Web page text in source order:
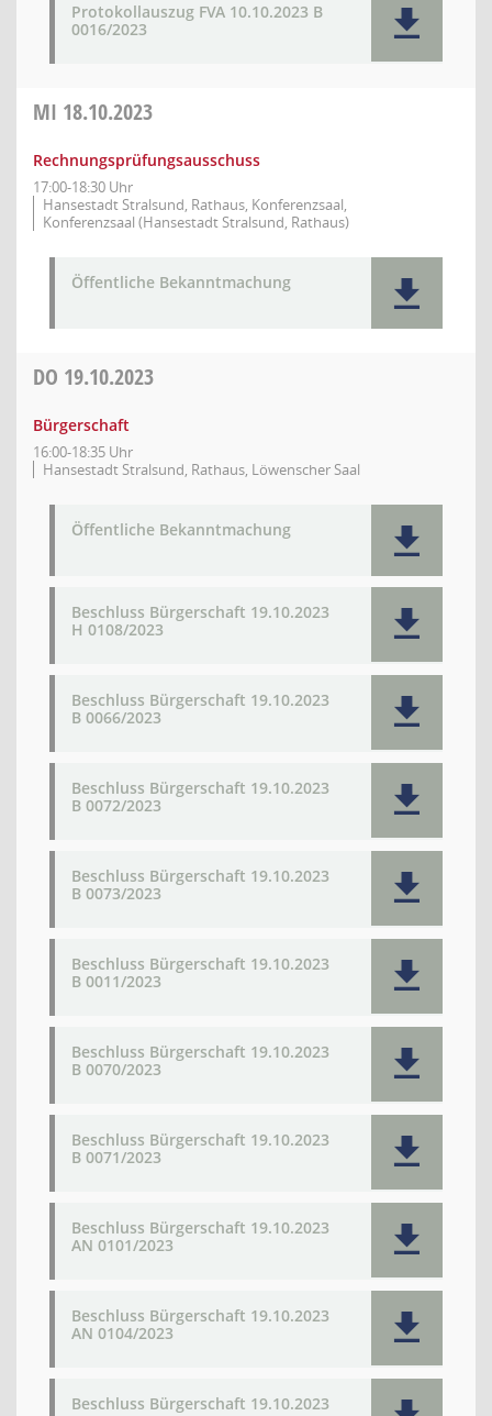
Protokollauszug FVA 10.10.2023 B
0016/2023
MI 18.10.2023
Rechnungsprüfungsausschuss
17:00-18:30 Uhr
Hansestadt Stralsund, Rathaus, Konferenzsaal,
Konferenzsaal (Hansestadt Stralsund, Rathaus)
Öffentliche Bekanntmachung
DO 19.10.2023
Bürgerschaft
16:00-18:35 Uhr
Hansestadt Stralsund, Rathaus, Löwenscher Saal
Öffentliche Bekanntmachung
Beschluss Bürgerschaft 19.10.2023
H 0108/2023
Beschluss Bürgerschaft 19.10.2023
B 0066/2023
Beschluss Bürgerschaft 19.10.2023
B 0072/2023
Beschluss Bürgerschaft 19.10.2023
B 0073/2023
Beschluss Bürgerschaft 19.10.2023
B 0011/2023
Beschluss Bürgerschaft 19.10.2023
B 0070/2023
Beschluss Bürgerschaft 19.10.2023
B 0071/2023
Beschluss Bürgerschaft 19.10.2023
AN 0101/2023
Beschluss Bürgerschaft 19.10.2023
AN 0104/2023
Beschluss Bürgerschaft 19.10.2023